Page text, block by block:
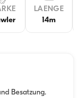
LAENGE
14m
Besatzung.